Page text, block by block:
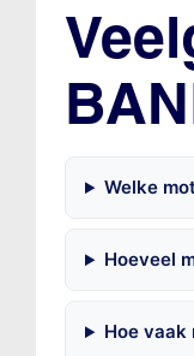
Welke
Hoeveel
Hoe vaak